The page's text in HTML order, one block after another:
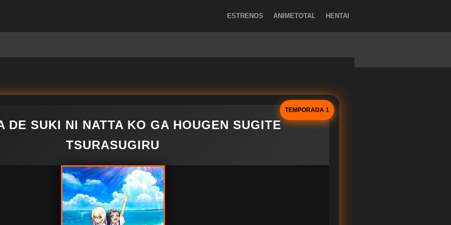
ESTRENOS ANIMETOTAL HENTAI
TEMPORADA 1
DE SUKI NI NATTA KO GA HOUGEN SUGITE
TSURASUGIRU